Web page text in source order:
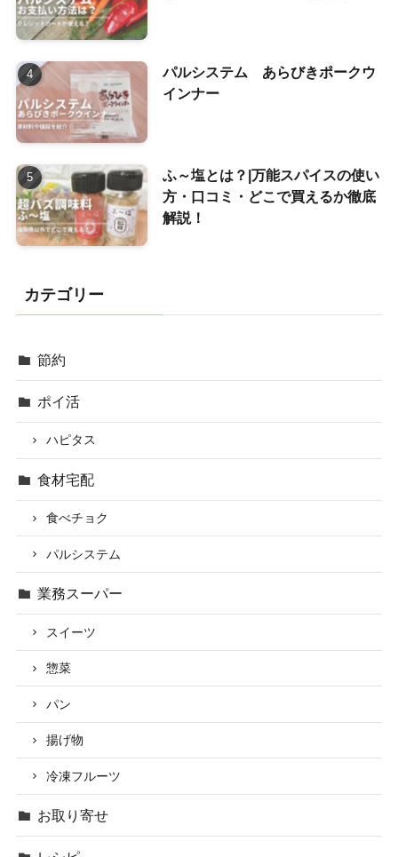
パルシステム あらびきポークウ
インナー
ふ～塩とは？|万能スパイスの使い
方・口コミ・どこで買えるか徹底
解説！
カテゴリー
節約
ポイ活
ハピタス
食材宅配
食べチョク
パルシステム
業務スーパー
スイーツ
惣菜
パン
揚げ物
冷凍フルーツ
お取り寄せ